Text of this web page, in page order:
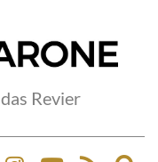
Revier